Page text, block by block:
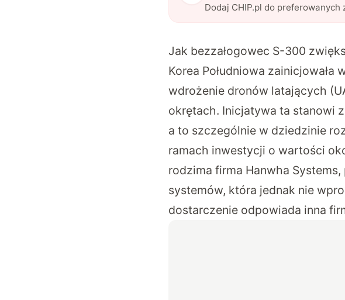
Dodaj CHIP.pl do preferowanych
Jak bezzałogowec S-300
Korea Południowa zainicjowała
wdrożenie dronów latających
okrętach. Inicjatywa ta stanowi
a to szczególnie w dziedzinie
ramach inwestycji o wartości
rodzima firma Hanwha
systemów, która jednak nie
dostarczenie odpowiada inna